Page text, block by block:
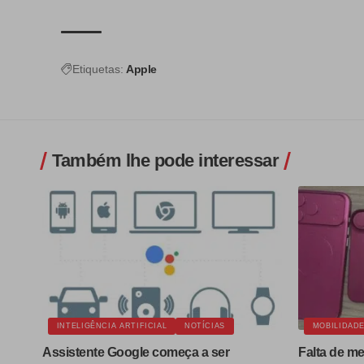
Etiquetas: Apple
Também lhe pode interessar
INTELIGÊNCIA ARTIFICIAL NOTÍCIAS
Assistente Google começa a ser Falta de